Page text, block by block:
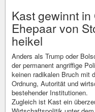
Kast gewinnt
Ehepaar von
heikel
Anders als Trump oder
der permanent angriffige
keinen radikalen Bruch mit
Ordnung, Autorität und
bestehender Institutionen.
Zugleich ist Kast ein